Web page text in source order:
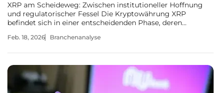
XRP am Scheideweg: Zwischen institutioneller Hoffnung
und regulatorischer Fessel Die Kryptowährung XRP
befindet sich in einer entscheidenden Phase, deren
zuvor hing das Schicksal eines digitalen Vermögenswerts
Feb. 18, 2026 Branchenanalyse